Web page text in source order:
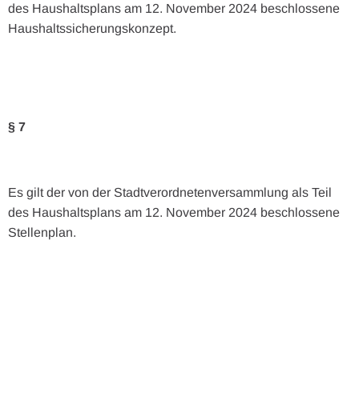
des Haushaltsplans am 12. November 2024 beschlossene
Haushaltssicherungskonzept.
§ 7
Es gilt der von der Stadtverordnetenversammlung als Teil
des Haushaltsplans am 12. November 2024 beschlossene
Stellenplan.